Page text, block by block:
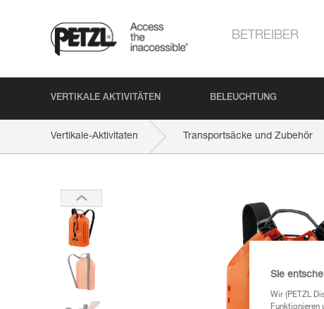
BETREIBER
VERTIKALE AKTIVITÄTEN BELEUCHTUNG
Vertikale-Aktivitaten Transportsäcke und Zubehör
Sie
Wir (PETZL
Funktionieren